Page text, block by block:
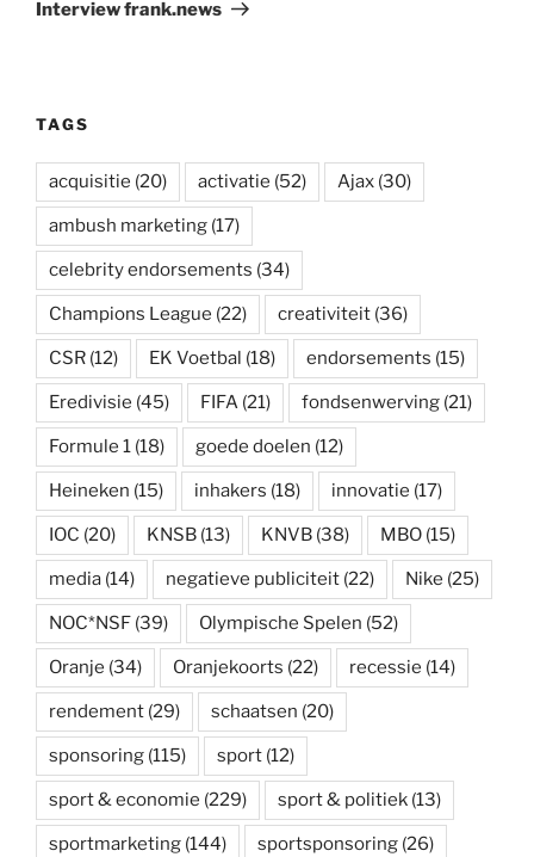
Interview frank.news
TAGS
acquisitie (20) activatie (52) Ajax (30)
ambush marketing (17)
celebrity endorsements (34)
Champions League (22) creativiteit (36)
CSR (12) EK Voetbal (18) endorsements (15)
Eredivisie (45) FIFA (21) fondsenwerving (21)
Formule 1 (18) goede doelen (12)
Heineken (15) inhakers (18) innovatie (17)
IOC (20) KNSB (13) KNVB (38) MBO (15)
media (14) negatieve publiciteit (22) Nike (25)
NOC*NSF (39) Olympische Spelen (52)
Oranje (34) Oranjekoorts (22) recessie (14)
rendement (29) schaatsen (20)
sponsoring (115) sport (12)
sport & economie (229) sport & politiek (13)
sportmarketing (144) sportsponsoring (26)